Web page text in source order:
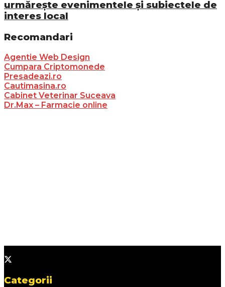
urmărește evenimentele și subiectele de
interes local
Recomandari
Agentie Web Design
Cumpara Criptomonede
Presadeazi.ro
Cautimasina.ro
Cabinet Veterinar Suceava
Dr.Max – Farmacie online
Categorii